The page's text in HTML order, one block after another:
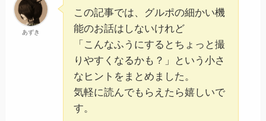
あずき
この記事では、グルポの細かい機
能のお話はしないけれど
「こんなふうにするとちょっと撮
りやすくなるかも？」という小さ
なヒントをまとめました。
気軽に読んでもらえたら嬉しいで
す。